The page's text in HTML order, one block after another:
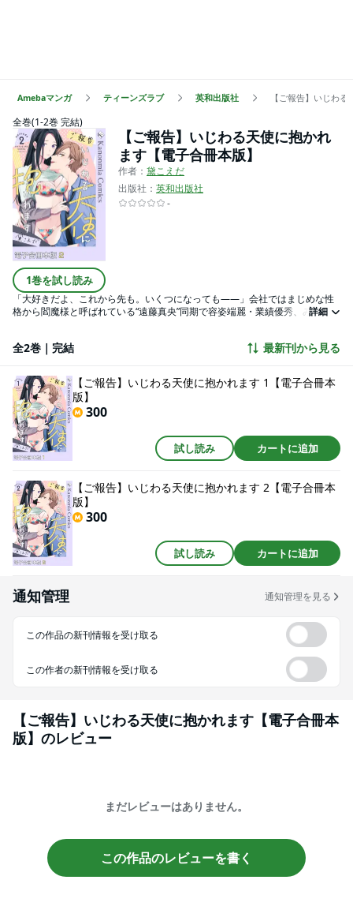
Amebaマンガ ティーンズラブ 英和出版社 【ご報告】いじわ
全巻(1-2巻 完結)
1巻を試し読み
【ご報告】いじわる天使に抱かれ
ます【電子合冊本版】
作者： 黛こえだ
出版社： 英和出版社
-
「大好きだよ、これから先も。いくつになっても――」会社ではまじめな性
格から閻魔様と呼ばれている“遠藤真央”同期で容姿端麗・業績優秀、みんなに
一緒に過ごす時間は幸せだけど、心も身体も繋がりたい！遠距離は寂しい
から――…内緒の社内恋愛をしている2人のえっちで胸きゅんな溺愛事情幸せ
のてんこ盛り♪（甘々過ぎて羨ましい！！！！）※こちらの作品は第1巻に
『【ご報告】いじわる天使に抱かれます Episode.1-3』を、第2巻に『【ご報
告】いじわる天使に抱かれます Episode.4-6』を収録しています。重複購入に
ご注意ください。※『【ご報告】いじわる天使に抱かれます【単行本版】』
にて掲載の描きおろし漫画ならびに電子限定特典ペーパーは収録しておりま
せん。
詳細
全2巻｜完結 最新刊から見る
【ご報告】いじわる天使に抱かれます 1【電子合冊本
版】
300
試し読み カートに追加
【ご報告】いじわる天使に抱かれます 2【電子合冊本
版】
300
試し読み カートに追加
通知管理 通知管理を見る
この作品の新刊情報を受け取る
この作者の新刊情報を受け取る
【ご報告】いじわる天使に抱かれます【電子合冊本
版】 のレビュー
まだレビューはありません。
この作品のレビューを書く